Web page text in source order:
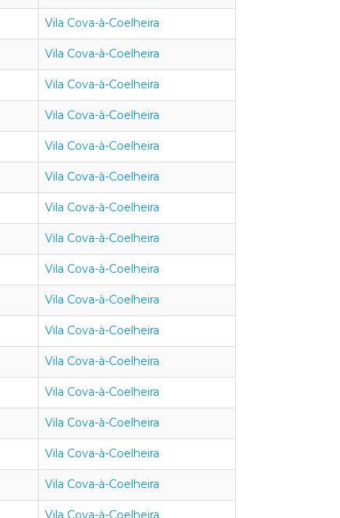
Vila Cova-à-Coelheira
Vila Cova-à-Coelheira
Vila Cova-à-Coelheira
Vila Cova-à-Coelheira
Vila Cova-à-Coelheira
Vila Cova-à-Coelheira
Vila Cova-à-Coelheira
Vila Cova-à-Coelheira
Vila Cova-à-Coelheira
Vila Cova-à-Coelheira
Vila Cova-à-Coelheira
Vila Cova-à-Coelheira
Vila Cova-à-Coelheira
Vila Cova-à-Coelheira
Vila Cova-à-Coelheira
Vila Cova-à-Coelheira
Vila Cova-à-Coelheira